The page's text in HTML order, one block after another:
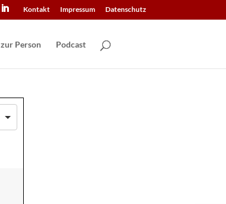
Kontakt Impressum Datenschutz
zur Person Podcast